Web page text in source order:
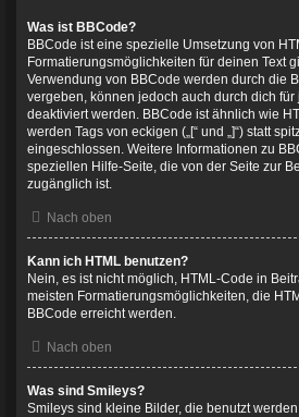
Was ist BBCode?
BBCode ist eine spezielle Umsetzung von
Formatierungsmöglichkeiten für deinen Text
Verwendung von BBCode werden durch die
vergeben, können jedoch auch durch dich
deaktiviert werden. BBCode ist ähnlich wie
werden Tags von eckigen („[“ und „]“) statt
eingeschlossen. Weitere Informationen zu
speziellen Hilfe-Seite, die von der Seite zur
zugänglich ist.
Nach oben
Kann ich HTML benutzen?
Nein, es ist nicht möglich, HTML-Code in
meisten Formatierungsmöglichkeiten, die
BBCode erreicht werden.
Nach oben
Was sind Smileys?
Smileys sind kleine Bilder, die benutzt